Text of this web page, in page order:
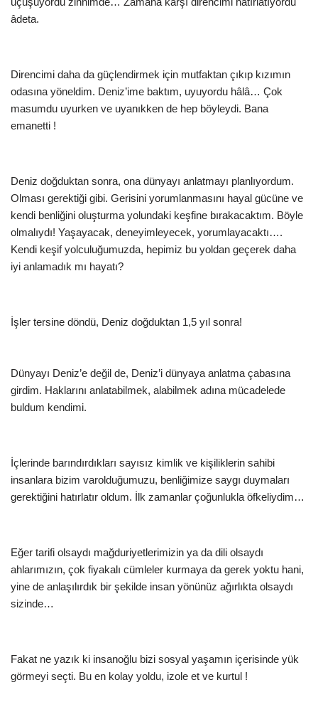
âdeta.
Direncimi daha da güçlendirmek için mutfaktan çıkıp kızımın
odasına yöneldim. Deniz’ime baktım, uyuyordu hâlâ… Çok
masumdu uyurken ve uyanıkken de hep böyleydi. Bana
emanetti !
Deniz doğduktan sonra, ona dünyayı anlatmayı planlıyordum.
Olması gerektiği gibi. Gerisini yorumlanmasını hayal gücüne ve
kendi benliğini oluşturma yolundaki keşfine bırakacaktım. Böyle
olmalıydı! Yaşayacak, deneyimleyecek, yorumlayacaktı….
Kendi keşif yolculuğumuzda, hepimiz bu yoldan geçerek daha
iyi anlamadık mı hayatı?
İşler tersine döndü, Deniz doğduktan 1,5 yıl sonra!
Dünyayı Deniz’e değil de, Deniz’i dünyaya anlatma çabasına
girdim. Haklarını anlatabilmek, alabilmek adına mücadelede
buldum kendimi.
İçlerinde barındırdıkları sayısız kimlik ve kişiliklerin sahibi
insanlara bizim varolduğumuzu, benliğimize saygı duymaları
gerektiğini hatırlatır oldum. İlk zamanlar çoğunlukla öfkeliydim…
Eğer tarifi olsaydı mağduriyetlerimizin ya da dili olsaydı
ahlarımızın, çok fiyakalı cümleler kurmaya da gerek yoktu hani,
yine de anlaşılırdık bir şekilde insan yönünüz ağırlıkta olsaydı
sizinde…
Fakat ne yazık ki insanoğlu bizi sosyal yaşamın içerisinde yük
görmeyi seçti. Bu en kolay yoldu, izole et ve kurtul !